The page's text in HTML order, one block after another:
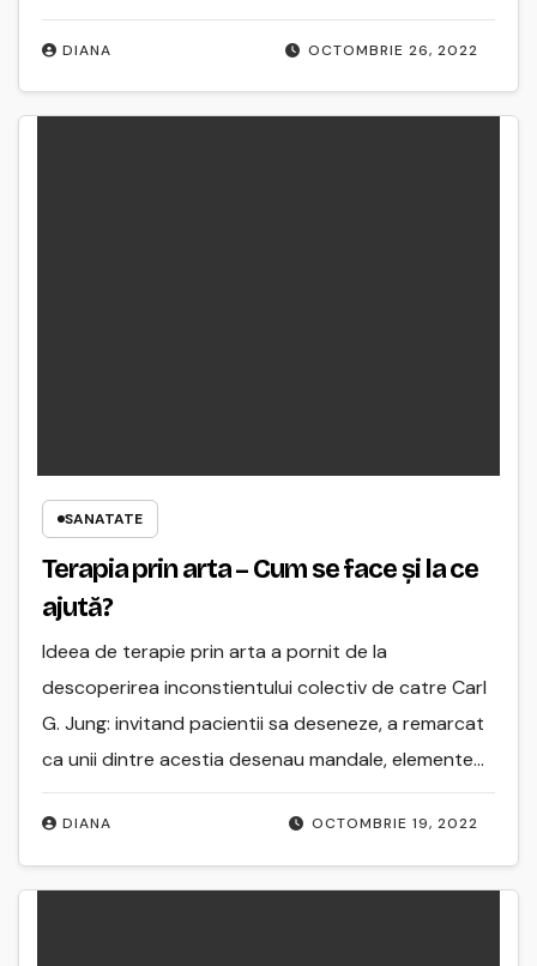
OCTOMBRIE 26, 2022
DIANA
SANATATE
Terapia prin arta – Cum se face și la ce
ajută?
OCTOMBRIE 19, 2022
DIANA
Ideea de terapie prin arta a pornit de la
descoperirea inconstientului colectiv de catre Carl
G. Jung: invitand pacientii sa deseneze, a remarcat
ca unii dintre acestia desenau mandale, elemente…